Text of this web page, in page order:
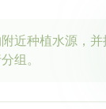
近种植水源，
组。